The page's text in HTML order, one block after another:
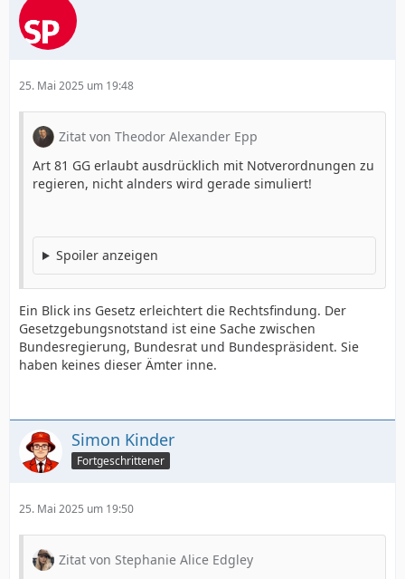
25. Mai 2025 um 19:48
Zitat von Theodor Alexander Epp
Art 81 GG erlaubt ausdrücklich mit Notverordnungen zu
regieren, nicht alnders wird gerade simuliert!
Spoiler anzeigen
Ein Blick ins Gesetz erleichtert die Rechtsfindung. Der
Gesetzgebungsnotstand ist eine Sache zwischen
Bundesregierung, Bundesrat und Bundespräsident. Sie
haben keines dieser Ämter inne.
Simon Kinder
Fortgeschrittener
25. Mai 2025 um 19:50
Zitat von Stephanie Alice Edgley